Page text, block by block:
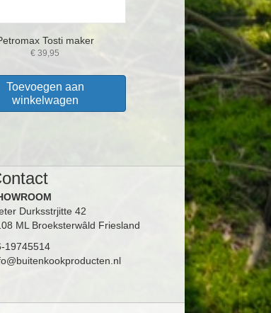
Tosti maker
€ 39,95
Toevoegen aan
winkelwagen
Durksstrjitte 42
ML Broeksterwâld Friesland
19745514